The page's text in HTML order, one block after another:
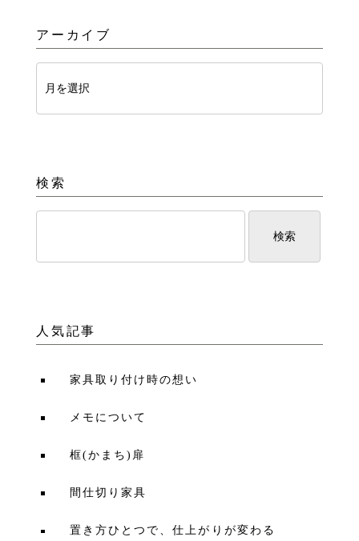
アーカイブ
検索
人気記事
家具取り付け時の想い
メモについて
框(かまち)扉
間仕切り家具
置き方ひとつで、仕上がりが変わる